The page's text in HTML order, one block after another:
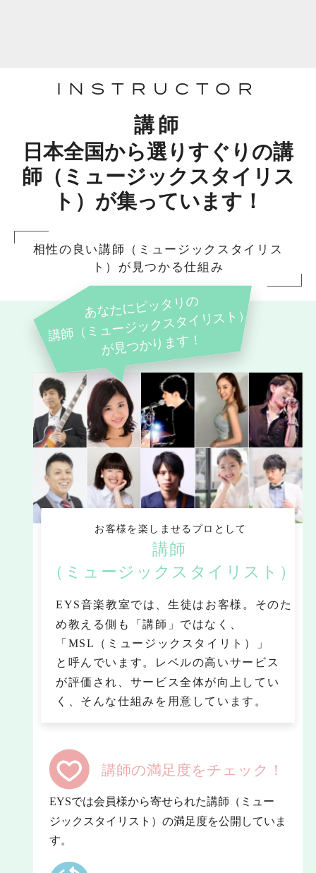
INSTRUCTOR
講師
日本全国から選りすぐりの講
師（ミュージックスタイリス
ト）が集っています！
相性の良い講師（ミュージックスタイリス
ト）が見つかる仕組み